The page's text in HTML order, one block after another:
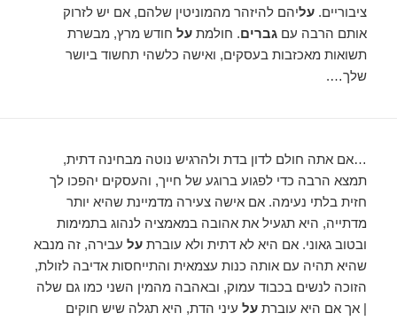
ציבוריים.עליהם להיזהר מהמוניטין שלהם, אם יש לזרוק
אותם הרבה עםגברים. חולמתעל חודש מרץ, מבשרת
תשואות מאכזבות בעסקים, ואישה כלשהי תחשוד ביושר
שלך….
…אם אתה חולם לדון בדת ולהרגיש נוטה מבחינה דתית,
תמצא הרבה כדי לפגוע ברוגע של חייך, והעסקים יהפכו לך
חזית בלתי נעימה. אם אישה צעירה מדמיינת שהיא יותר
מדתייה, היא תגעיל את אהובה במאמציה לנהוג בתמימות
ובטוב גאוני. אם היא לא דתית ולא עוברתעל עבירה, זה מנבא
שהיא תהיה עם אותה כנות עצמאית והתייחסות אדיבה לזולת,
הזוכה לנשים בכבוד עמוק, ובאהבה מהמין השני כמו גם שלה
| אך אם היא עוברתעל עיני הדת, היא תגלה שיש חוקים